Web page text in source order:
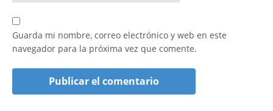
Guarda mi nombre, correo electrónico y web en este
navegador para la próxima vez que comente.